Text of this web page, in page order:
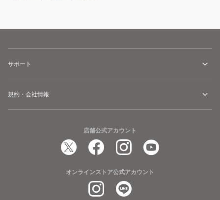
サポート
規約・会社情報
店舗公式アカウント
オンラインストア公式アカウント